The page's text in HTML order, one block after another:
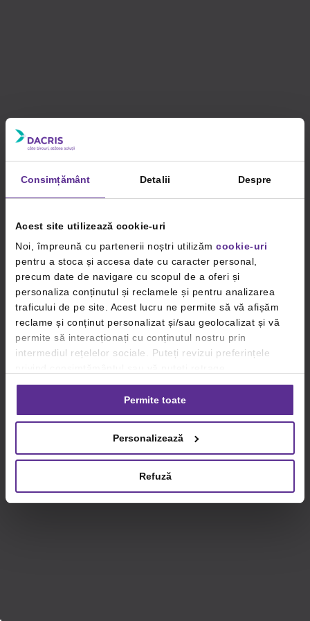
Consimțământ Detalii Despre
Acest site utilizează cookie-uri
Noi, împreună cu partenerii noștri utilizăm cookie-uri
pentru a stoca și accesa date cu caracter personal,
precum date de navigare cu scopul de a oferi și
personaliza conținutul și reclamele și pentru analizarea
traficului de pe site. Acest lucru ne permite să vă afișăm
reclame și conținut personalizat și/sau geolocalizat și vă
permite să interacționați cu conținutul nostru prin
intermediul rețelelor sociale. Puteți revizui preferințele
consimțământul oricând, făcând click pe linkul către
setările dvs. de cookie-uri.
privind utilizarea modulelor cookie.Detalii
Permite toate
Personalizează
Refuză